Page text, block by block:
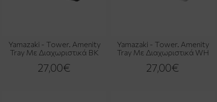
Yamazaki - Tower. Amenity
Tray Με Διαχωριστικά BK
27,00€
Yamazaki - Tower. Amenity
Tray Με Διαχωριστικά WH
27,00€